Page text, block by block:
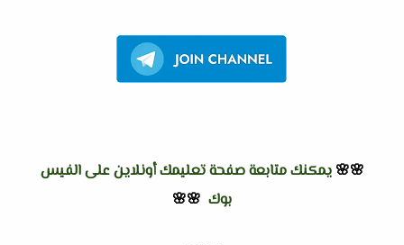
🌸🌸 يمكنك متابعة صفحة تعليمك أونلاين على الفيس
بوك 🌸🌸